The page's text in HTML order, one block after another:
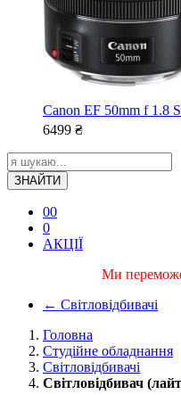
Canon EF 50mm f 1.8
6499 ₴
ЗНАЙТИ
00
0
АКЦІЇ
Ми
← Світловідбивачі
Головна
Студійне обладнання
Світловідбивачі
Світловідбивач